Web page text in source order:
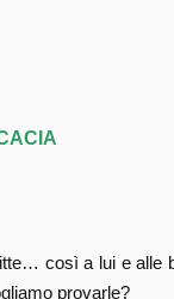
così a lui e
provarle?